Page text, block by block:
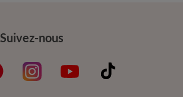
Suivez-nous